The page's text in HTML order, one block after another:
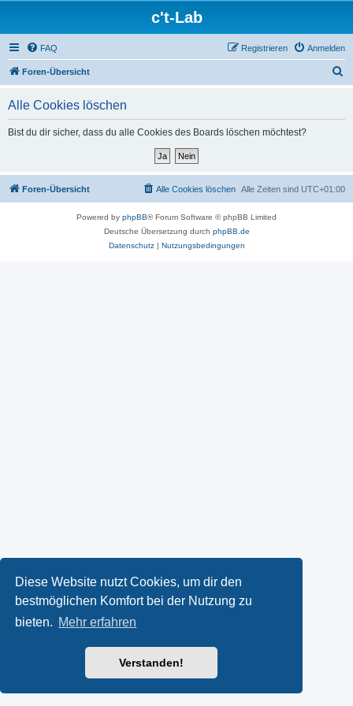
Diese Website nutzt Cookies, um dir den
bestmöglichen Komfort bei der Nutzung zu
bieten. Mehr erfahren
Verstanden!
c't-Lab
FAQ Anmelden
Registrieren
Foren-Übersicht
Alle Cookies löschen
Bist du dir sicher, dass du alle Cookies des Boards löschen möchtest?
Foren-Übersicht Alle Zeiten sind UTC+01:00
Alle Cookies löschen
Powered by phpBB® Forum Software © phpBB Limited
Deutsche Übersetzung durch phpBB.de
Datenschutz| Nutzungsbedingungen